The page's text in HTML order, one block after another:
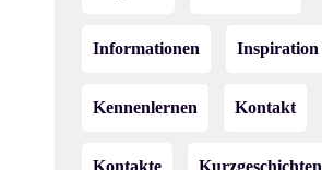
Informationen Inspiration
Kennenlernen Kontakt
Kontakte Kurzgeschichten